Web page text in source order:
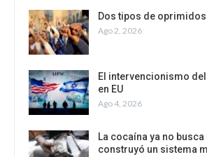
Dos tipos de oprimidos
Ago 2, 2026
El intervencionismo
en EU
Ago 4, 2026
La cocaína ya no busca
construyó un sistema